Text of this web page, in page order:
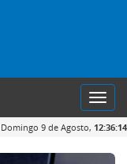
Domingo 9 de Agosto, 12:36:14